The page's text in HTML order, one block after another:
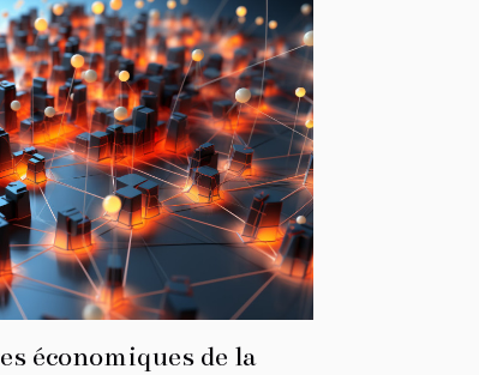
économiques de la